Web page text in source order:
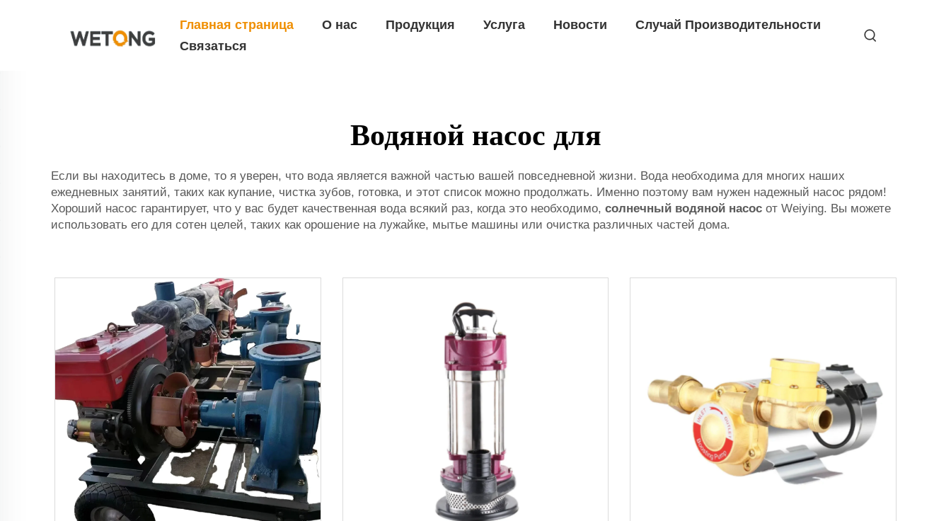
Главная страница О нас Продукция Услуга Новости
Случай Производительности
Связаться
Водяной насос для
Если вы находитесь в доме, то я уверен, что вода является важной частью вашей повседневной жизни. Вода необходима для многих наших
ежедневных занятий, таких как купание, чистка зубов, готовка, и этот список можно продолжать. Именно поэтому вам нужен надежный насос рядом!
Хороший насос гарантирует, что у вас будет качественная вода всякий раз, когда это необходимо, солнечный водяной насос от Weiying. Вы можете
использовать его для сотен целей, таких как орошение на лужайке, мытье машины или очистка различных частей дома.